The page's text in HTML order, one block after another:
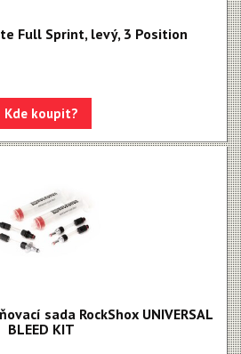
Full Sprint, levý, 3 Position
Kde koupit?
sada RockShox UNIVERSAL
BLEED KIT